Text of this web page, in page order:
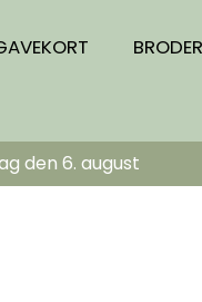
den 6. august